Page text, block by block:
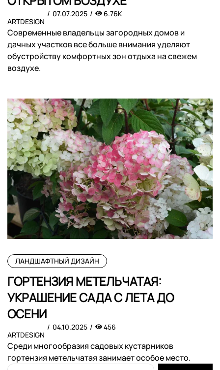
ARTDESIGN
07.07.2025 6.76K
Современные владельцы загородных домов и
дачных участков все больше внимания уделяют
обустройству комфортных зон отдыха на свежем
воздухе.
ЛАНДШАФТНЫЙ ДИЗАЙН
ГОРТЕНЗИЯ МЕТЕЛЬЧАТАЯ:
УКРАШЕНИЕ САДА С ЛЕТА ДО
ОСЕНИ
ARTDESIGN
04.10.2025 456
Среди многообразия садовых кустарников
гортензия метельчатая занимает особое место.